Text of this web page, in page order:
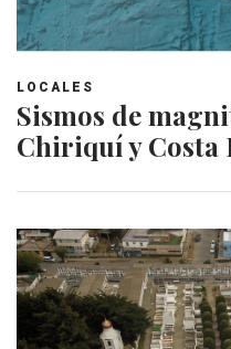
LOCALES
Sismos de
Chiriquí y Costa